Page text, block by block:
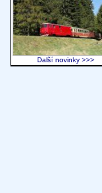
Další novinky >>>